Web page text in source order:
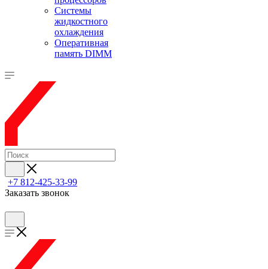
Системы
жидкостного
охлаждения
Оперативная
память DIMM
+7 812-425-33-99
Заказать звонок